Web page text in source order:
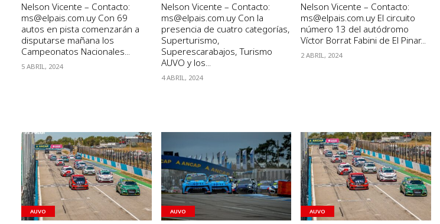
Nelson Vicente – Contacto:
ms@elpais.com.uy Con 69
autos en pista comenzarán a
disputarse mañana los
Campeonatos Nacionales...
5 ABRIL, 2024
Nelson Vicente – Contacto:
ms@elpais.com.uyCon la
presencia de cuatro categorías,
Superturismo,
Superescarabajos, Turismo
AUVO y los...
4 ABRIL, 2024
Nelson Vicente – Contacto:
ms@elpais.com.uy El circuito
número 13 del autódromo
Víctor Borrat Fabini de El Pinar...
2 ABRIL, 2024
VER NOTA
AUVO
VER NOTA
AUVO
VER NOTA
AUVO